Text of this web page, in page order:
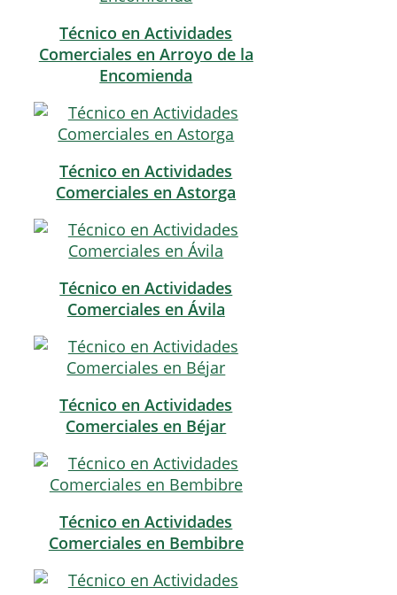
Técnico en Actividades
Comerciales en Arroyo de la
Encomienda
Técnico en Actividades
Comerciales en Astorga
Técnico en Actividades
Comerciales en Ávila
Técnico en Actividades
Comerciales en Béjar
Técnico en Actividades
Comerciales en Bembibre